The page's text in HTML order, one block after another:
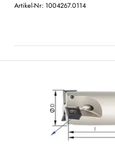
Artikel-Nr: 1004267.0114